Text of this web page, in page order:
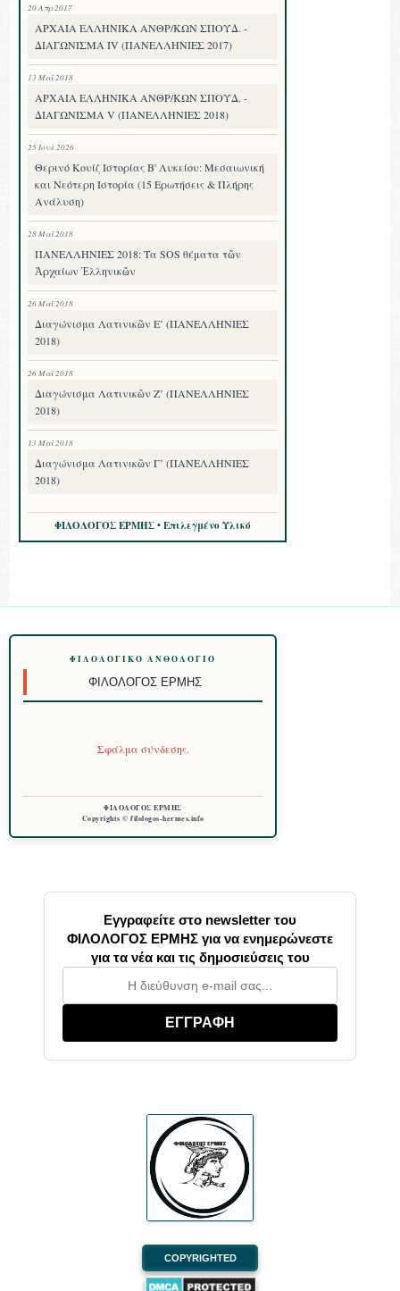
20 Απρ 2017
ΑΡΧΑΙΑ ΕΛΛΗΝΙΚΑ ΑΝΘΡ/ΚΩΝ ΣΠΟΥΔ. -
ΔΙΑΓΩΝΙΣΜΑ IV (ΠΑΝΕΛΛΗΝΙΕΣ 2017)
13 Μαΐ 2018
ΑΡΧΑΙΑ ΕΛΛΗΝΙΚΑ ΑΝΘΡ/ΚΩΝ ΣΠΟΥΔ. -
ΔΙΑΓΩΝΙΣΜΑ V (ΠΑΝΕΛΛΗΝΙΕΣ 2018)
25 Ιουλ 2026
Θερινό Κουίζ Ιστορίας Β' Λυκείου: Μεσαιωνική
και Νεότερη Ιστορία (15 Ερωτήσεις & Πλήρης
Ανάλυση)
28 Μαΐ 2018
ΠΑΝΕΛΛΗΝΙΕΣ 2018: Τα SOS θέματα τῶν
Ἀρχαίων Ἑλληνικῶν
26 Μαΐ 2018
Διαγώνισμα Λατινικῶν Ε’ (ΠΑΝΕΛΛΗΝΙΕΣ
2018)
26 Μαΐ 2018
Διαγώνισμα Λατινικῶν Ζ’ (ΠΑΝΕΛΛΗΝΙΕΣ
2018)
13 Μαΐ 2018
Διαγώνισμα Λατινικῶν Γ’ (ΠΑΝΕΛΛΗΝΙΕΣ
2018)
ΦΙΛΟΛΟΓΟΣ ΕΡΜΗΣ • Επιλεγμένο Υλικό
ΦΙΛΟΛΟΓΙΚΌ ΑΝΘΟΛΌΓΙΟ
ΦΙΛΌΛΟΓΟΣ ΕΡΜΉΣ
Σφάλμα σύνδεσης.
ΦΙΛΟΛΟΓΟΣ ΕΡΜΗΣ
Copyrights © filologos-hermes.info
Εγγραφείτε στο newsletter του
ΦΙΛΟΛΟΓΟΣ ΕΡΜΗΣ για να ενημερώνεστε
για τα νέα και τις δημοσιεύσεις του
ΕΓΓΡΑΦΗ
COPYRIGHTED